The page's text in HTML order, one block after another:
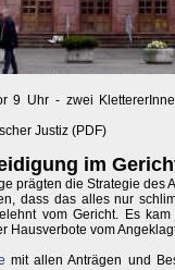
9 Uhr - zwei
Justiz (PDF)
im
prägten die Strategie des
dass das alles nur
vom Gericht. Es
Hausverbote vom
mit allen Anträgen und